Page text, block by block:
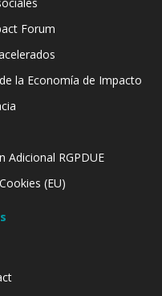
Forum
la Economía de Impacto
Adicional RGPDUE
(EU)